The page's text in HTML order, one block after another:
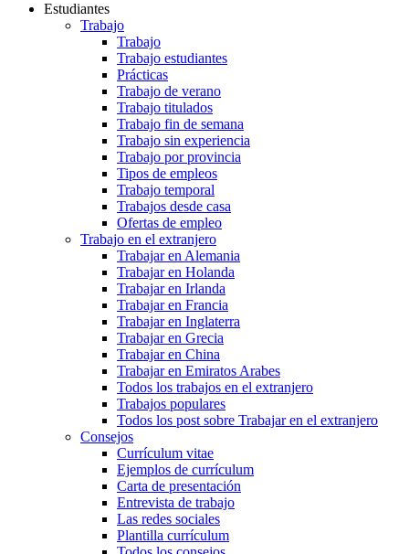
Estudiantes
Trabajo
Trabajo
Trabajo estudiantes
Prácticas
Trabajo de verano
Trabajo titulados
Trabajo fin de semana
Trabajo sin experiencia
Trabajo por provincia
Tipos de empleos
Trabajo temporal
Trabajos desde casa
Ofertas de empleo
Trabajo en el extranjero
Trabajar en Alemania
Trabajar en Holanda
Trabajar en Irlanda
Trabajar en Francia
Trabajar en Inglaterra
Trabajar en Grecia
Trabajar en China
Trabajar en Emiratos Arabes
Todos los trabajos en el extranjero
Trabajos populares
Todos los post sobre Trabajar en el extranjero
Consejos
Currículum vitae
Ejemplos de currículum
Carta de presentación
Entrevista de trabajo
Las redes sociales
Plantilla currículum